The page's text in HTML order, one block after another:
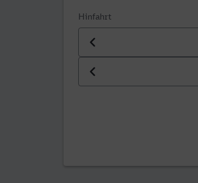
Hinfahrt
Datum der Hinfahrt
Uhrzeit der Hinfahrt